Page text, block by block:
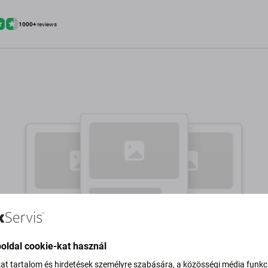
1000+reviews
cookie-kat használ
tartalom és hirdetések személyre szabására, a közösségi média